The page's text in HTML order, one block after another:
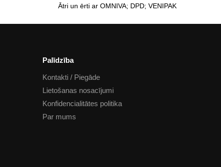
Ātri un ērti ar OMNIVA; DPD; VENIPAK
Palīdzība
Kontakti / Piegāde
Lietošanas nosacījumi
Konfidencialitātes politika
Par mums